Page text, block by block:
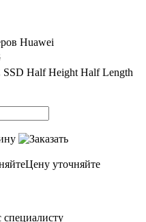
Huawei
Half Height Half Length
Цену уточняйте